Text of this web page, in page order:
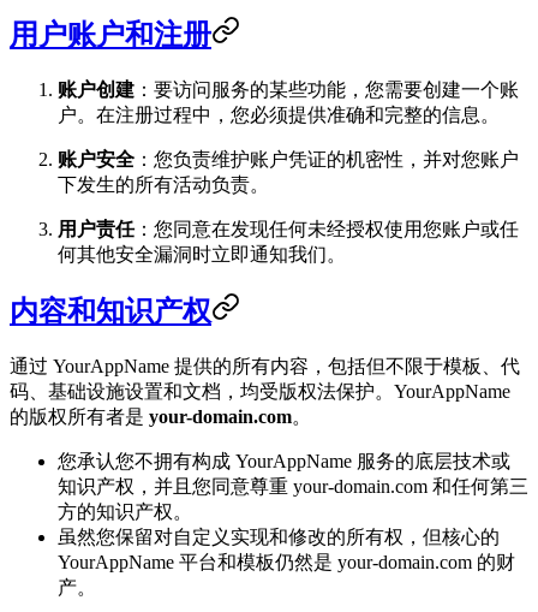
用户账户和注册
账户创建 ：要访问服务的某些功能，您需要创建一个账
户。在注册过程中，您必须提供准确和完整的信息。
账户安全 ：您负责维护账户凭证的机密性，并对您账户
下发生的所有活动负责。
用户责任：您同意在发现任何未经授权使用您账户或任
何其他安全漏洞时立即通知我们。
内容和知识产权
通过 YourAppName 提供的所有内容，包括但不限于模板、代
码、基础设施设置和文档，均受版权法保护。YourAppName
的版权所有者是 your-domain.com。
您承认您不拥有构成 YourAppName 服务的底层技术或
知识产权，并且您同意尊重 your-domain.com 和任何第三
方的知识产权。
虽然您保留对自定义实现和修改的所有权，但核心的
YourAppName 平台和模板仍然是 your-domain.com 的财
产。